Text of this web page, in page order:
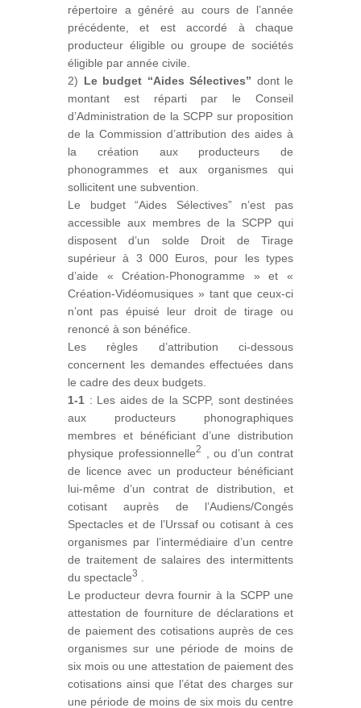
répertoire a généré au cours de l’année
précédente, et est accordé à chaque
producteur éligible ou groupe de sociétés
éligible par année civile.
2) Le budget “Aides Sélectives” dont le
montant est réparti par le Conseil
d’Administration de la SCPP sur proposition
de la Commission d’attribution des aides à
la création aux producteurs de
phonogrammes et aux organismes qui
sollicitent une subvention.
Le budget “Aides Sélectives” n’est pas
accessible aux membres de la SCPP qui
disposent d’un solde Droit de Tirage
supérieur à 3 000 Euros, pour les types
d’aide « Création-Phonogramme » et «
Création-Vidéomusiques » tant que ceux-ci
n’ont pas épuisé leur droit de tirage ou
renoncé à son bénéfice.
Les règles d’attribution ci-dessous
concernent les demandes effectuées dans
le cadre des deux budgets.
1-1 : Les aides de la SCPP, sont destinées
aux producteurs phonographiques
membres et bénéficiant d’une distribution
physique professionnelle2
, ou d’un contrat
de licence avec un producteur bénéficiant
lui-même d’un contrat de distribution, et
cotisant auprès de l’Audiens/Congés
Spectacles et de l’Urssaf ou cotisant à ces
organismes par l’intermédiaire d’un centre
de traitement de salaires des intermittents
du spectacle3 .
Le producteur devra fournir à la SCPP une
attestation de fourniture de déclarations et
de paiement des c​​otisations auprès de ces
organismes sur une période de moins de
six mois ou une attestation de paiement des
cotisations ainsi que l’état des charges sur
une période de moins de six mois du centre